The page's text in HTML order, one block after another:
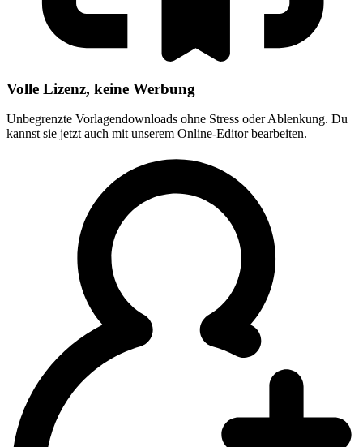
Volle Lizenz, keine Werbung
Unbegrenzte Vorlagendownloads ohne Stress oder Ablenkung. Du
kannst sie jetzt auch mit unserem Online-Editor bearbeiten.